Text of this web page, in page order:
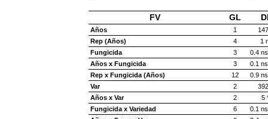
FV GL
Años 1
Rep (Años)
4
1
Fungicida
3
0.4 ns
Años x Fungicida
3
0.1 ns
Rep x Fungicida (Años)
12
0.9 ns
Var
2
Años x Var
2
5
Fungicida x Variedad
6
0.1 ns